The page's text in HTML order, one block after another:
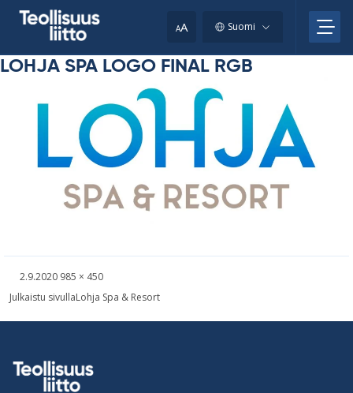
AA Suomi
LOHJA SPA LOGO FINAL RGB
Kirjoitettu
2.9.2020 Täysikokoinen
985 × 450
Artikkelien
Julkaistu sivullaLohja Spa & Resort
clipboard.)